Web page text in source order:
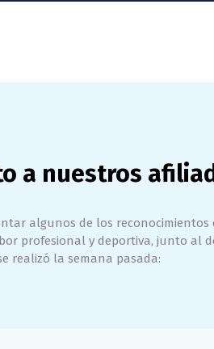
a nuestros
algunos de los
profesional y deportiva, junto al
realizó la semana pasada: